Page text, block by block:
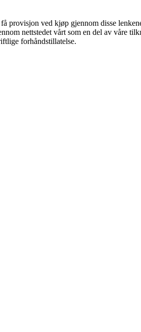
provisjon ved kjøp gjennom disse
nettstedet vårt som en del av våre
forhåndstillatelse.